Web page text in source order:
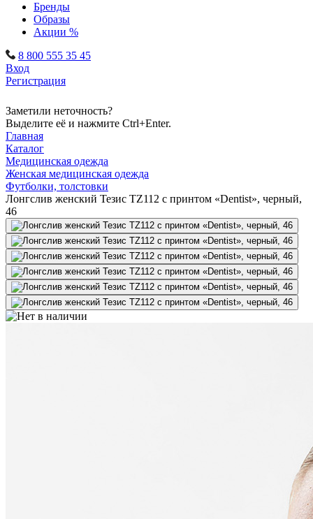
Бренды
Образы
Акции %
8 800 555 35 45
Вход
Регистрация
Заметили неточность?
Выделите её и нажмите Ctrl+Enter.
Главная
Каталог
Медицинская одежда
Женская медицинская одежда
Футболки, толстовки
Лонгслив женский Тезис TZ112 с принтом «Dentist», черный,
46